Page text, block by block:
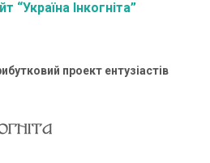
“Україна Інкогніта”
проект ентузіастів